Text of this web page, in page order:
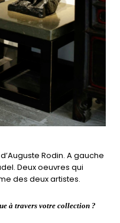
Rodin. A gauche
Deux oeuvres qui
des deux artistes.
à travers votre collection ?